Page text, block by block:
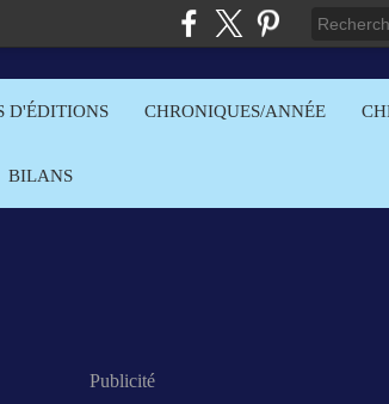
D'ÉDITIONS CHRONIQUES/ANNÉE
BILANS
Publicité